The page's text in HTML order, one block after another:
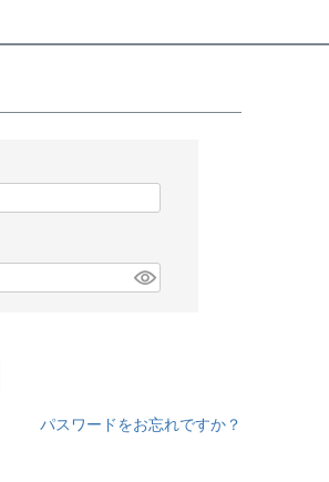
パスワードをお忘れですか？